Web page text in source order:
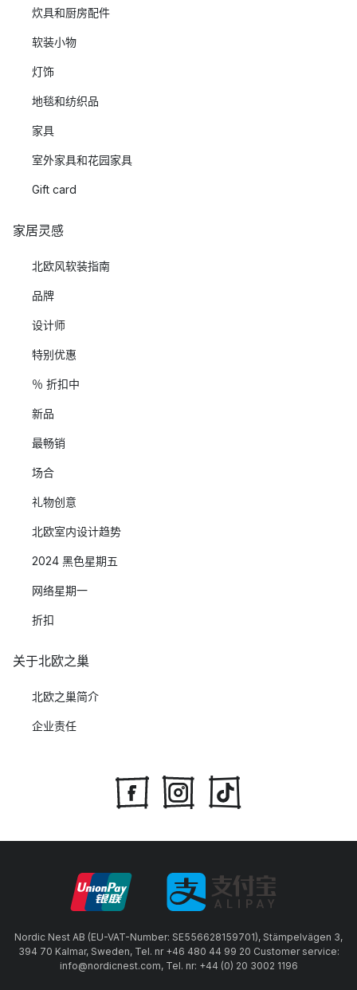
炊具和厨房配件
软装小物
灯饰
地毯和纺织品
家具
室外家具和花园家具
Gift card
家居灵感
北欧风软装指南
品牌
设计师
特别优惠
％ 折扣中
新品
最畅销
场合
礼物创意
北欧室内设计趋势
2024 黑色星期五
网络星期一
折扣
关于北欧之巢
北欧之巢简介
企业责任
Nordic Nest AB (EU-VAT-Number: SE556628159701), Stämpelvägen 3,
394 70 Kalmar, Sweden, Tel. nr +46 480 44 99 20 Customer service:
info@nordicnest.com, Tel. nr: +44 (0) 20 3002 1196